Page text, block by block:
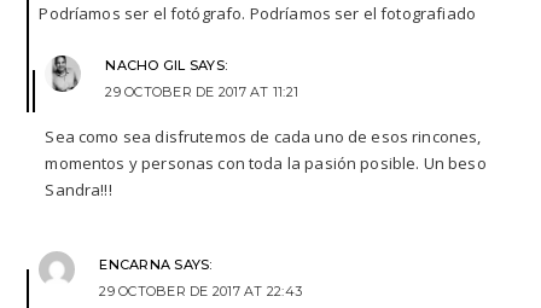
Podríamos ser el fotógrafo. Podríamos ser el fotografiado
NACHO GIL SAYS:
29 OCTOBER DE 2017 AT 11:21
Sea como sea disfrutemos de cada uno de esos rincones,
momentos y personas con toda la pasión posible. Un beso
Sandra!!!
ENCARNA SAYS:
29 OCTOBER DE 2017 AT 22:43